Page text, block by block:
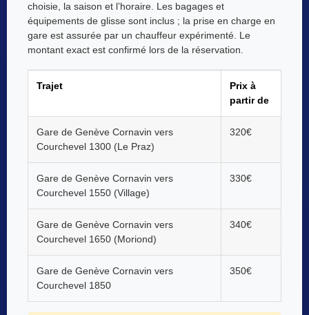
choisie, la saison et l’horaire. Les bagages et
équipements de glisse sont inclus ; la prise en charge en
gare est assurée par un chauffeur expérimenté. Le
montant exact est confirmé lors de la réservation.
Trajet
Prix à
partir de
Gare de Genève Cornavin vers
Courchevel 1300 (Le Praz)
320€
Gare de Genève Cornavin vers
Courchevel 1550 (Village)
330€
Gare de Genève Cornavin vers
Courchevel 1650 (Moriond)
340€
Gare de Genève Cornavin vers
Courchevel 1850
350€